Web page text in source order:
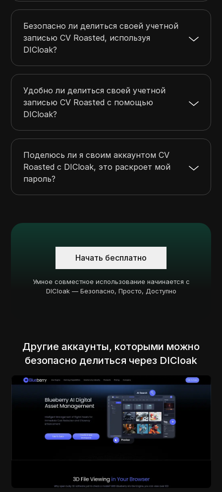
Безопасно ли делиться своей учетной
записью CV Roasted, используя
DICloak?
Удобно ли делиться своей учетной
записью CV Roasted с помощью
DICloak?
Поделюсь ли я своим аккаунтом CV
Roasted с DICloak, это раскроет мой
пароль?
Начать бесплатно
Умное совместное использование начинается с
DICloak — Безопасно, Просто, Доступно
Другие аккаунты, которыми можно
безопасно делиться через DICloak